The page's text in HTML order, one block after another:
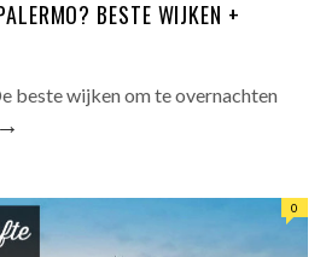
BESTE WIJKEN +
beste wijken om te overnachten
→
0